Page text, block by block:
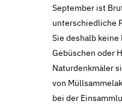
September ist
unterschiedliche
Sie deshalb
Gebüschen oder
Naturdenkmäler
von
bei der